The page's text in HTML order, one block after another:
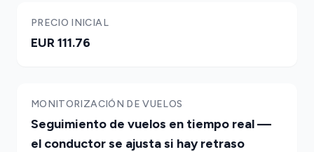
PRECIO INICIAL
EUR 111.76
MONITORIZACIÓN DE VUELOS
Seguimiento de vuelos en tiempo real —
el conductor se ajusta si hay retraso